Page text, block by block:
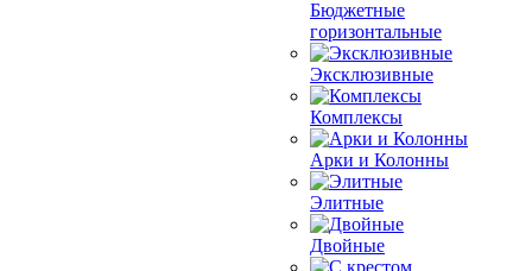
Бюджетные
горизонтальные
Эксклюзивные
Комплексы
Арки и Колонны
Элитные
Двойные